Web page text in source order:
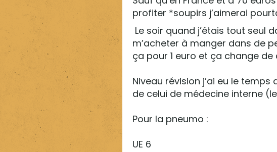
profiter *soupirs j’aimerai
Le soir quand j’étais tout seul
m’acheter à manger dans de
ça pour 1 euro et ça change
Niveau révision j’ai eu le
de celui de médecine interne
Pour la pneumo :
UE 6